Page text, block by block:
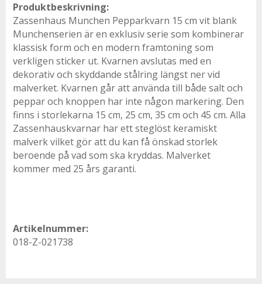
Produktbeskrivning:
Zassenhaus Munchen Pepparkvarn 15 cm vit blank
Munchenserien är en exklusiv serie som kombinerar
klassisk form och en modern framtoning som
verkligen sticker ut. Kvarnen avslutas med en
dekorativ och skyddande stålring längst ner vid
malverket. Kvarnen går att använda till både salt och
peppar och knoppen har inte någon markering. Den
finns i storlekarna 15 cm, 25 cm, 35 cm och 45 cm. Alla
Zassenhauskvarnar har ett steglöst keramiskt
malverk vilket gör att du kan få önskad storlek
beroende på vad som ska kryddas. Malverket
kommer med 25 års garanti.
Artikelnummer:
018-Z-021738